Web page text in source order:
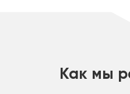
Как мы